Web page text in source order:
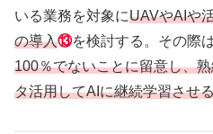
いる業務を対象にUAVやAIや
の導入⑬を検討する。その際は
100％でないことに留意し、
タ活用してAIに継続学習させ